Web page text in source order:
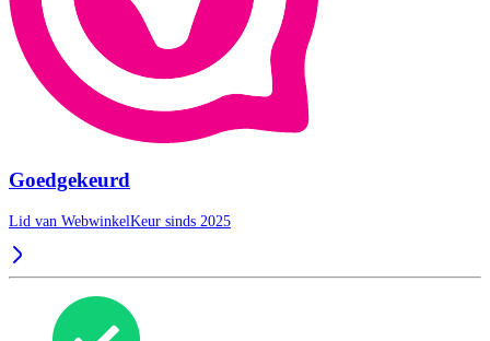
Goedgekeurd
Lid van WebwinkelKeur sinds 2025